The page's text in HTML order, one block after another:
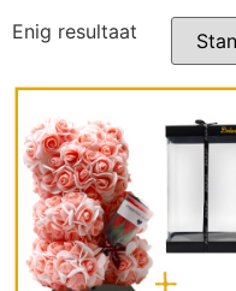
Enig resultaat